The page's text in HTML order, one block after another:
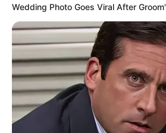
PostedFriss hírek
Wedding Photo Goes Viral After